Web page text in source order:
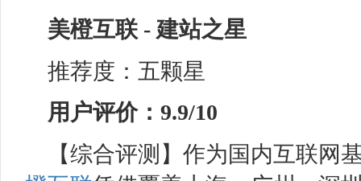
美橙互联 - 建站之星
推荐度：五颗星
用户评价：9.9/10
【综合评测】作为国内互联网